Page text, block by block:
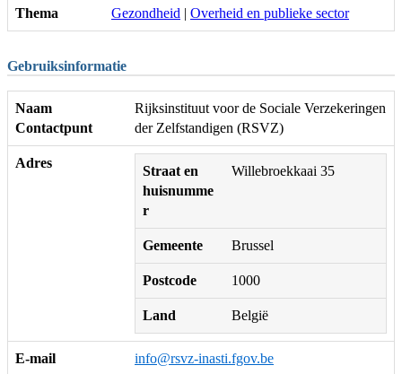
Thema Gezondheid | Overheid en publieke sector
Gebruiksinformatie
Naam
Contactpunt
Rijksinstituut voor de Sociale Verzekeringen
der Zelfstandigen (RSVZ)
Adres
Straat en
huisnumme
r
Willebroekkaai 35
Gemeente Brussel
Postcode 1000
Land België
E-mail info@rsvz-inasti.fgov.be